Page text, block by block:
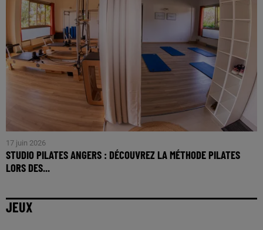
17 juin 2026
STUDIO PILATES ANGERS : DÉCOUVREZ LA MÉTHODE PILATES
LORS DES...
JEUX